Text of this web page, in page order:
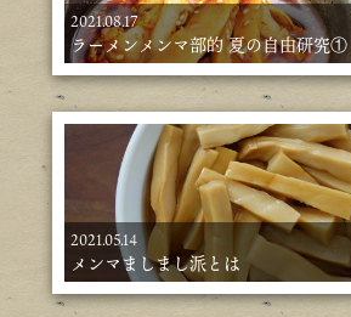
2021.08.17
ラーメンメンマ部的 夏の自由研究①
2021.05.14
メンマましまし派とは